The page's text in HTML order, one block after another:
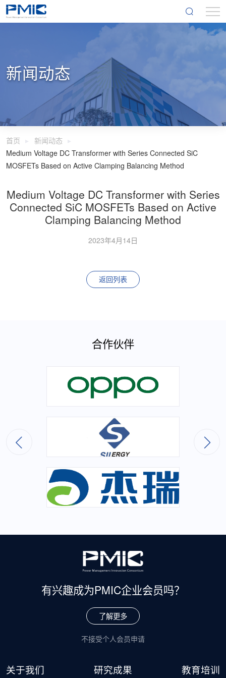
新闻动态
首页
新闻动态
Medium Voltage DC Transformer with Series Connected SiC
MOSFETs Based on Active Clamping Balancing Method
Medium Voltage DC Transformer with Series
Connected SiC MOSFETs Based on Active
Clamping Balancing Method
2023年4月14日
返回列表
合作伙伴
有兴趣成为PMIC企业会员吗？
了解更多
不接受个人会员申请
关于我们 研究成果 教育培训